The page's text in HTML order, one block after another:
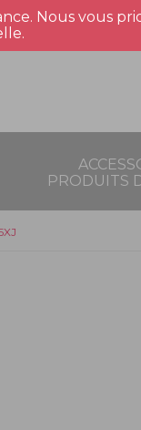
Nous vous
PRODUITS